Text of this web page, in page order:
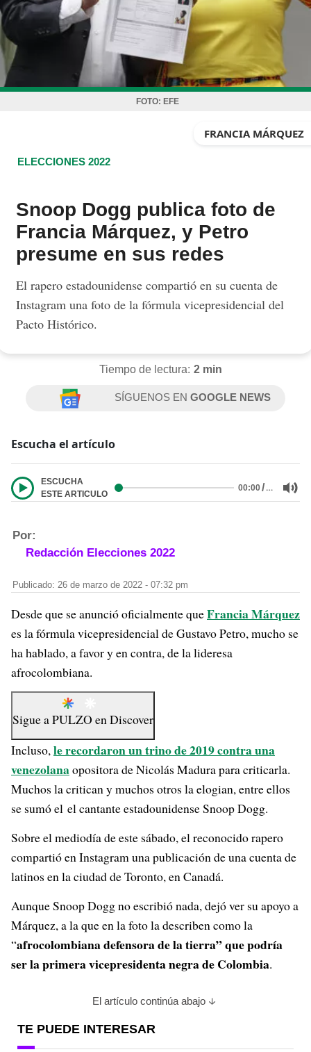
FOTO: EFE
FRANCIA MÁRQUEZ
ELECCIONES 2022
Snoop Dogg publica foto de
Francia Márquez, y Petro
presume en sus redes
El rapero estadounidense compartió en su cuenta de
Instagram una foto de la fórmula vicepresidencial del
Pacto Histórico.
Tiempo de lectura: 2 min
SÍGUENOS ENGOOGLE NEWS
Escucha el artículo
ESCUCHA
ESTE ARTICULO
00:00/…
Por:
Redacción Elecciones 2022
Publicado: 26 de marzo de 2022 - 07:32 pm
Desde que se anunció oficialmente queFrancia Márquez
es la fórmula vicepresidencial de Gustavo Petro, mucho se
ha hablado, a favor y en contra, de la lideresa
afrocolombiana.
Sigue aPULZO enDiscover
Incluso,le recordaron un trino de 2019 contra una
venezolanaopositora de Nicolás Madura para criticarla.
Muchos la critican y muchos otros la elogian, entre ellos
se sumó el el cantante estadounidense Snoop Dogg.
Sobre el mediodía de este sábado, el reconocido rapero
compartió en Instagram una publicación de una cuenta de
latinos en la ciudad de Toronto, en Canadá.
Aunque Snoop Dogg no escribió nada, dejó ver su apoyo a
Márquez, a la que en la foto la describen como la
“afrocolombiana defensora de la tierra” que podría
ser la primera vicepresidenta negra de Colombia.
El artículo continúa abajo
TE PUEDE INTERESAR